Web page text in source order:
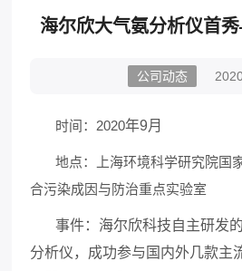
海尔欣大气氨分析仪首
公司动态
时间：2020年9月
地点：上海环境科学研究院国
合污染成因与防治重点实验室
事件：海尔欣科技自主研发的
分析仪，成功参与国内外几款主